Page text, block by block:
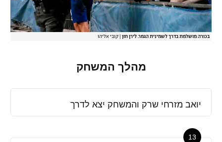
בכורה מושלמת בדרך לשמינית הגמר. לירן חזן קובי אליהו
מהלך המשחק
יואב מזרחי שרק והמשחק יצא לדרך
13